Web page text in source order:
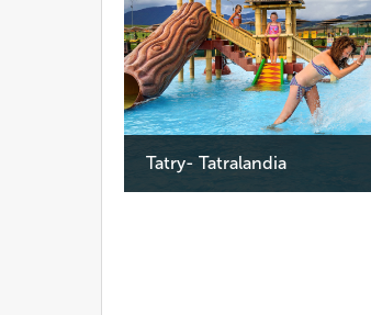
Tatry- Tatralandia
Cena:
na zapytanie